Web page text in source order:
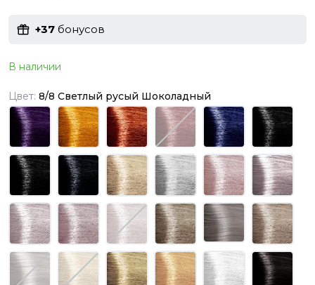
+37 бонусов
В наличии
Цвет: 8/8 Светлый русый Шоколадный